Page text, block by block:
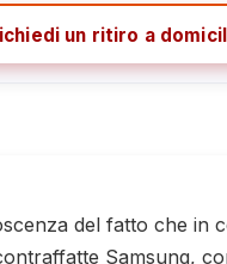
un ritiro a
del fatto che in
Samsung,